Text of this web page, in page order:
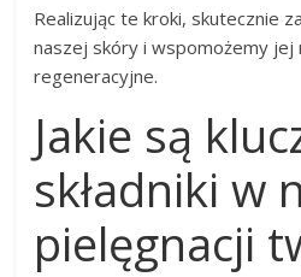
Realizując te kroki, skutecznie
naszej skóry i wspomożemy jej
regeneracyjne.
Jakie są
składniki w
pielęgnacji